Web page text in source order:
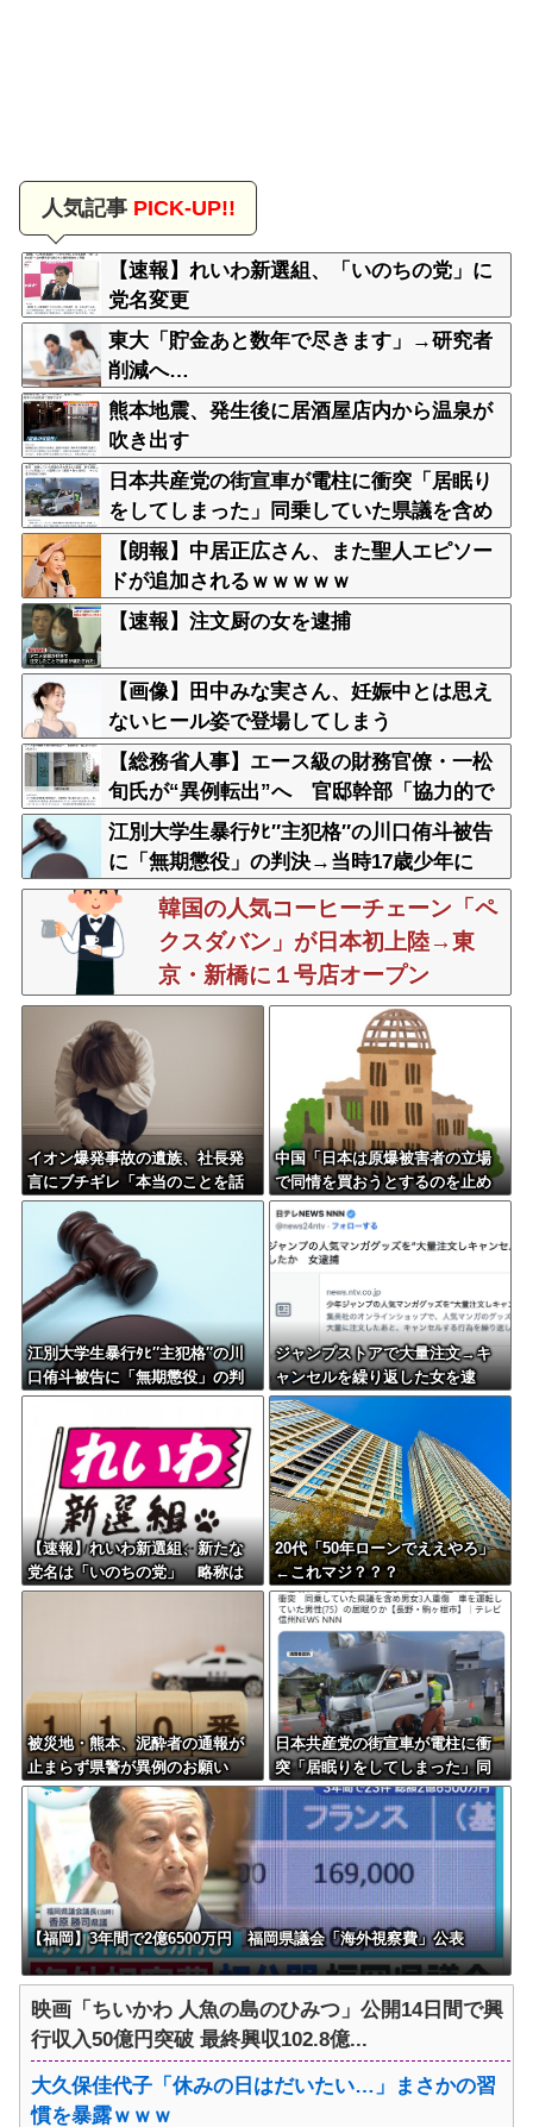
人気記事PICK-UP!!
【速報】れいわ新選組、「いのちの党」に
党名変更
東大「貯金あと数年で尽きます」→研究者
削減へ…
熊本地震、発生後に居酒屋店内から温泉が
吹き出す
日本共産党の街宣車が電柱に衝突「居眠り
をしてしまった」同乗していた県議を含め
男女3人重傷
【朗報】中居正広さん、また聖人エピソー
ドが追加されるｗｗｗｗｗ
【速報】注文厨の女を逮捕
【画像】田中みな実さん、妊娠中とは思え
ないヒール姿で登場してしまう
【総務省人事】エース級の財務官僚・一松
旬氏が“異例転出”へ 官邸幹部「協力的で
なかったから」
江別大学生暴行ﾀﾋ″主犯格″の川口侑斗被告
に「無期懲役」の判決→当時17歳少年に
「懲役30年」の判決
韓国の人気コーヒーチェーン「ペ
クスダバン」が日本初上陸→東
京・新橋に１号店オープン
イオン爆発事故の遺族、社長発
言にブチギレ「本当のことを話
して」
中国「日本は原爆被害者の立場
で同情を買おうとするのを止め
ろ」
江別大学生暴行ﾀﾋ″主犯格″の川
口侑斗被告に「無期懲役」の判
決→当時17歳少年に「懲役30
年」の判決
ジャンプストアで大量注文→キ
ャンセルを繰り返した女を逮
捕 「注文で欲求が満たされ
た」総額43億円
【速報】れいわ新選組、新たな
党名は「いのちの党」 略称は
「いのち」
20代「50年ローンでええやろ」
←これマジ？？？
被災地・熊本、泥酔者の通報が
止まらず県警が異例のお願い
日本共産党の街宣車が電柱に衝
突「居眠りをしてしまった」同
乗していた県議を含め男女3人重
【福岡】3年間で2億6500万円 福岡県議会「海外視察費」公表
映画「ちいかわ 人魚の島のひみつ」公開14日間で興
行収入50億円突破 最終興収102.8億...
大久保佳代子「休みの日はだいたい…」まさかの習
慣を暴露ｗｗｗ